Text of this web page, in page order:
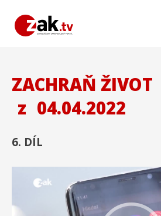
ZACHRAŇ ŽIVOT
z 04.04.2022
6. DÍL